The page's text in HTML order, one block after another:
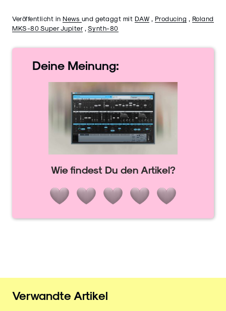
Veröffentlicht in News und getaggt mit DAW , Producing , Roland
MKS-80 Super Jupiter, Synth-80
Deine Meinung:
Wie findest Du den Artikel?
Verwandte Artikel